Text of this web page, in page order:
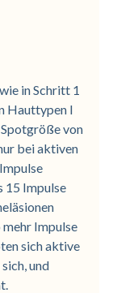
in Schritt 1
Hauttypen I
von
bei aktiven
15 Impulse
Impulse
sich aktive
und